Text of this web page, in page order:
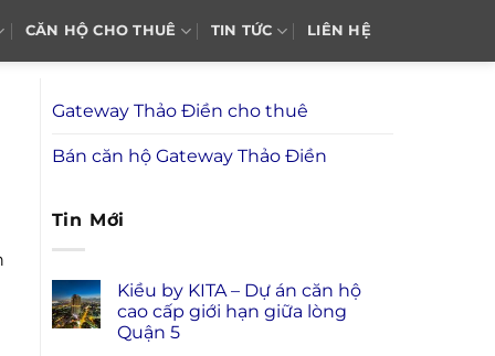
CĂN HỘ CHO THUÊ TIN TỨC LIÊN HỆ
Gateway Thảo Điền cho thuê
Bán căn hộ Gateway Thảo Điền
Tin Mới
Kiều by KITA – Dự án căn hộ
cao cấp giới hạn giữa lòng
Quận 5